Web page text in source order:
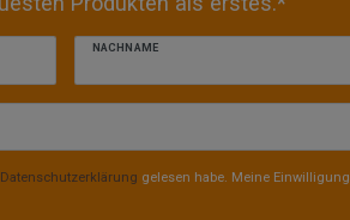
NACHNAME
Daten­schutz­erklärung gelesen habe. Meine Einwilligung